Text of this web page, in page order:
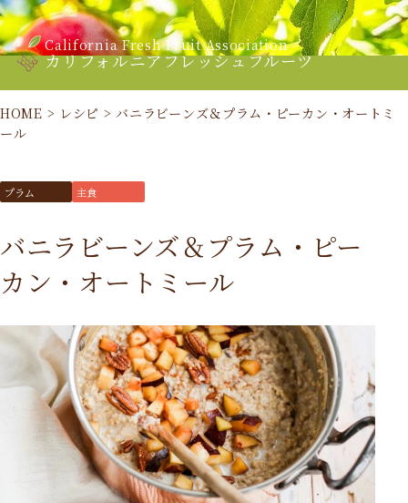
California Fresh Fruit Association
カリフォルニアフレッシュフルーツ
HOME > レシピ >バニラビーンズ＆プラム・ピーカン・オートミ
ール
プラム 主食
バニラビーンズ＆プラム・ピー
カン・オートミール